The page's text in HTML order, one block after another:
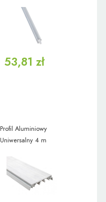
53,81 zł
Profil Aluminiowy
Uniwersalny 4 m